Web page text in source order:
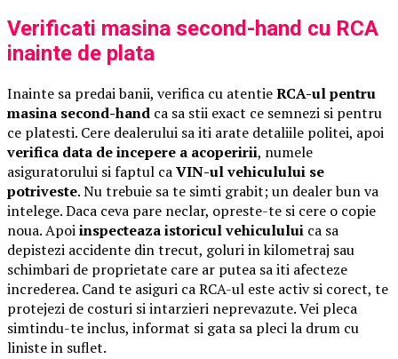
Verificati masina second-hand cu RCA
inainte de plata
Inainte sa predai banii, verifica cu atentieRCA-ul pentru
masina second-hand ca sa stii exact ce semnezi si pentru
ce platesti. Cere dealerului sa iti arate detaliile politei, apoi
verifica data de incepere a acoperirii, numele
asiguratorului si faptul caVIN-ul vehiculului se
potriveste. Nu trebuie sa te simti grabit; un dealer bun va
intelege. Daca ceva pare neclar, opreste-te si cere o copie
noua. Apoiinspecteaza istoricul vehiculului ca sa
depistezi accidente din trecut, goluri in kilometraj sau
schimbari de proprietate care ar putea sa iti afecteze
increderea. Cand te asiguri ca RCA-ul este activ si corect, te
protejezi de costuri si intarzieri neprevazute. Vei pleca
simtindu-te inclus, informat si gata sa pleci la drum cu
liniste in suflet.